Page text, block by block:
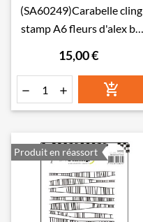
(SA60249)Carabelle cling
stamp A6 fleurs d'alex by
15,00 €
  
Produit en réassort